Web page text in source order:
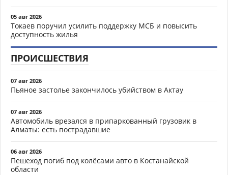
05 авг 2026
Токаев поручил усилить поддержку МСБ и повысить
доступность жилья
ПРОИСШЕСТВИЯ
07 авг 2026
Пьяное застолье закончилось убийством в Актау
07 авг 2026
Автомобиль врезался в припаркованный грузовик в
Алматы: есть пострадавшие
06 авг 2026
Пешеход погиб под колёсами авто в Костанайской
области